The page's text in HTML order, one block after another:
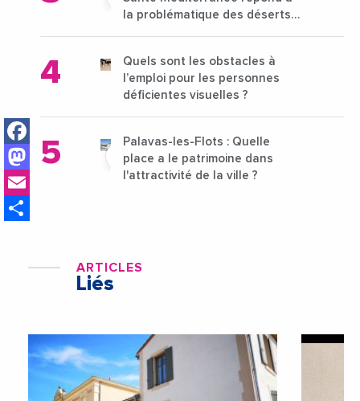
Facebook
Mastodon
la problématique des déserts
Quels sont les obstacles à
l’emploi pour les personnes
déficientes visuelles ?
Palavas-les-Flots : Quelle
place a le patrimoine dans
l'attractivité de la ville ?
ARTICLES
Liés